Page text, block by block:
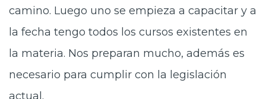
camino. Luego uno se empieza a capacitar y a
la fecha tengo todos los cursos existentes en
la materia. Nos preparan mucho, además es
necesario para cumplir con la legislación
actual.